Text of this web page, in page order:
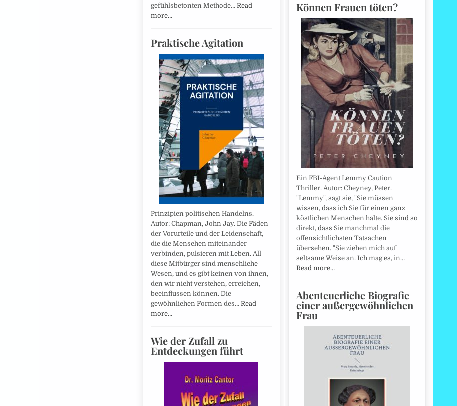
gefühlsbetonten Methode… Read
more…
Praktische Agitation
Prinzipien politischen Handelns.
Autor: Chapman, John Jay. Die Fäden
der Vorurteile und der Leidenschaft,
die die Menschen miteinander
verbinden, pulsieren mit Leben. All
diese Mitbürger sind menschliche
Wesen, und es gibt keinen von ihnen,
den wir nicht verstehen, erreichen,
beeinflussen können. Die
gewöhnlichen Formen des… Read
more…
Wie der Zufall zu
Entdeckungen führt
Können Frauen töten?
Ein FBI-Agent Lemmy Caution
Thriller. Autor: Cheyney, Peter.
"Lemmy", sagt sie, "Sie müssen
wissen, dass ich Sie für einen ganz
köstlichen Menschen halte. Sie sind so
direkt, dass Sie manchmal die
offensichtlichsten Tatsachen
übersehen. "Sie ziehen mich auf
seltsame Weise an. Ich mag es, in…
Read more…
Abenteuerliche Biografie
einer außergewöhnlichen
Frau